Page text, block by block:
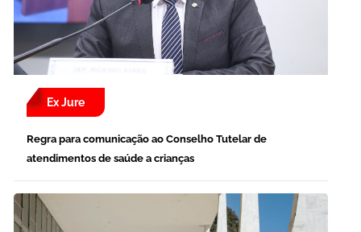
Ex Jure
Regra para comunicação ao Conselho Tutelar de
atendimentos de saúde a crianças